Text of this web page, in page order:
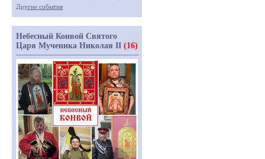
Другие события
Небесный Конвой Святого
Царя Мученика Николая II (16)